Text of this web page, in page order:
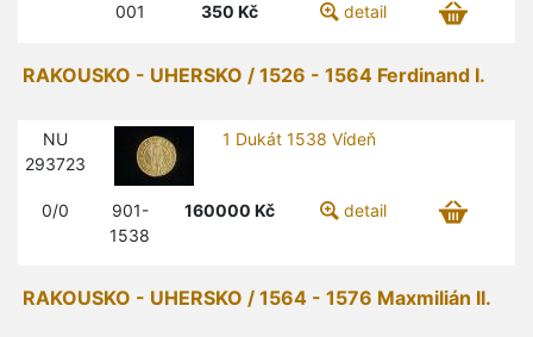
001 350 Kč detail
RAKOUSKO - UHERSKO / 1526 - 1564 Ferdinand I.
NU
293723
1 Dukát 1538 Vídeň
0/0
901-
1538
160000 Kč detail
RAKOUSKO - UHERSKO / 1564 - 1576 Maxmilián II.